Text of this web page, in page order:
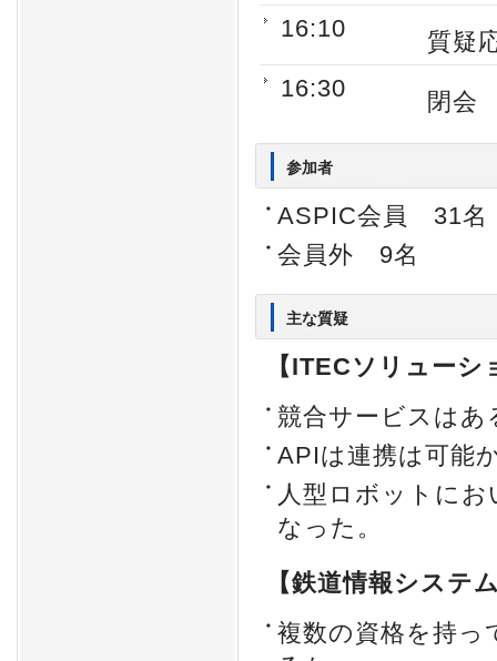
16:10
質疑
16:30
閉会
参加者
ASPIC会員 31名
会員外 9名
主な質疑
【ITECソリューシ
競合サービスはあ
APIは連携は可能
人型ロボットに
なった。
【鉄道情報システ
複数の資格を持っ